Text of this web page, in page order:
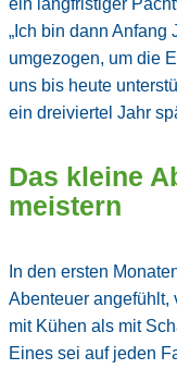
ein langfristiger
„Ich bin dann Anfang
umgezogen, um die
uns bis heute
ein dreiviertel Jahr
Das kleine
meistern
In den ersten
Abenteuer angefühlt,
mit Kühen als mit
Eines sei auf jeden